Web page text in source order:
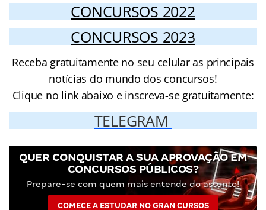
CONCURSOS 2022
CONCURSOS 2023
Receba gratuitamente no seu celular as principais
notícias do mundo dos concursos!
Clique no link abaixo e inscreva-se gratuitamente:
TELEGRAM
QUER CONQUISTAR A SUA APROVAÇÃO EM
CONCURSOS PÚBLICOS?
Prepare-se com quem mais entende do assunto!
COMECE A ESTUDAR NO GRAN CURSOS